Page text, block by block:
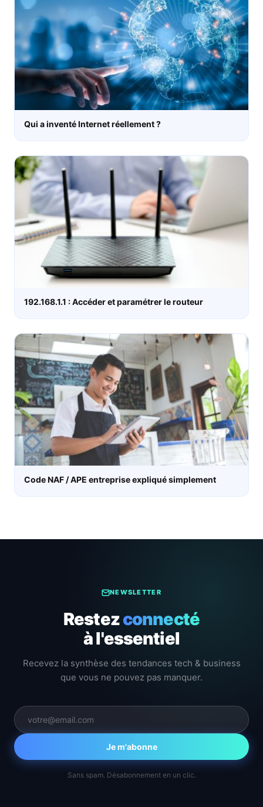
Qui a inventé Internet réellement ?
192.168.1.1 : Accéder et paramétrer le routeur
Code NAF / APE entreprise expliqué simplement
NEWSLETTER
Restezconnecté
à l'essentiel
Recevez la synthèse des tendances tech & business
que vous ne pouvez pas manquer.
Je m'abonne
Sans spam. Désabonnement en un clic.